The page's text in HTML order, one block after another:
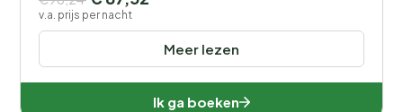
Wanneer?
Meer lezen
v.a. prijs per nacht
Ik ga boeken